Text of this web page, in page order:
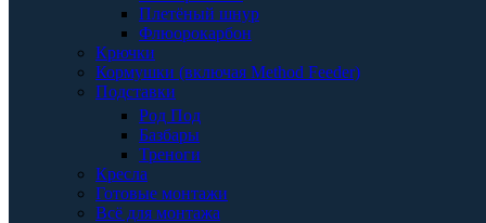
Плетёный шнур
Флюорокарбон
Крючки
Кормушки (включая Method Feeder)
Подставки
Род Под
Базбары
Треноги
Кресла
Готовые монтажи
Всё для монтажа